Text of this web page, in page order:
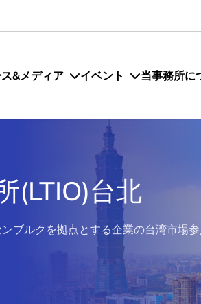
&メディア イベント 当事務所に
(LTIO)台北
ブルクを拠点とする企業の台湾市場